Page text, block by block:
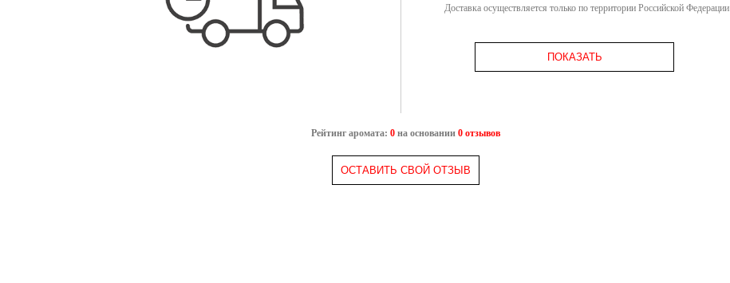
Доставка осуществляется только по территории Российской Федерации
ПОКАЗАТЬ
Рейтинг аромата: 0на основании 0 отзывов
ОСТАВИТЬ СВОЙ ОТЗЫВ